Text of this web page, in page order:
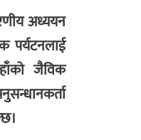
अध्ययन
पर्यटनलाई
जैविक